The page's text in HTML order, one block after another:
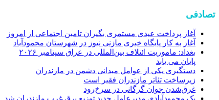
تصادفی
آغاز پرداخت عیدی مستمری بگیران تامین اجتماعی از امروز
آغاز به کار پایگاه خبری مازنی نیوز در شهرستان محمودآباد
بغداد: ماموریت ائتلاف بین‌المللی در عراق سپتامبر ۲۰۲۶
پایان می‌ یابد
دستگیری یکی از عوامل میدانی دشمن در مازندران
زیرساخت تئاتر مازندران فقیر است
غرق‌شدن جوان گرگانی در سرخ‌رود